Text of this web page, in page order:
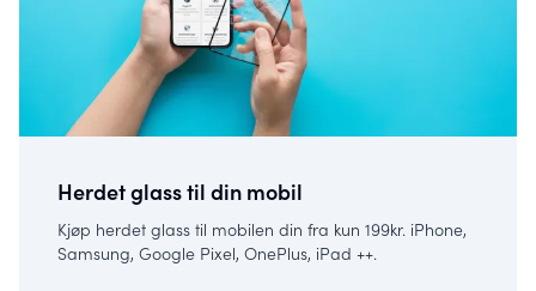
Herdet glass til din mobil
Kjøp herdet glass til mobilen din fra kun 199kr. iPhone,
Samsung, Google Pixel, OnePlus, iPad ++.